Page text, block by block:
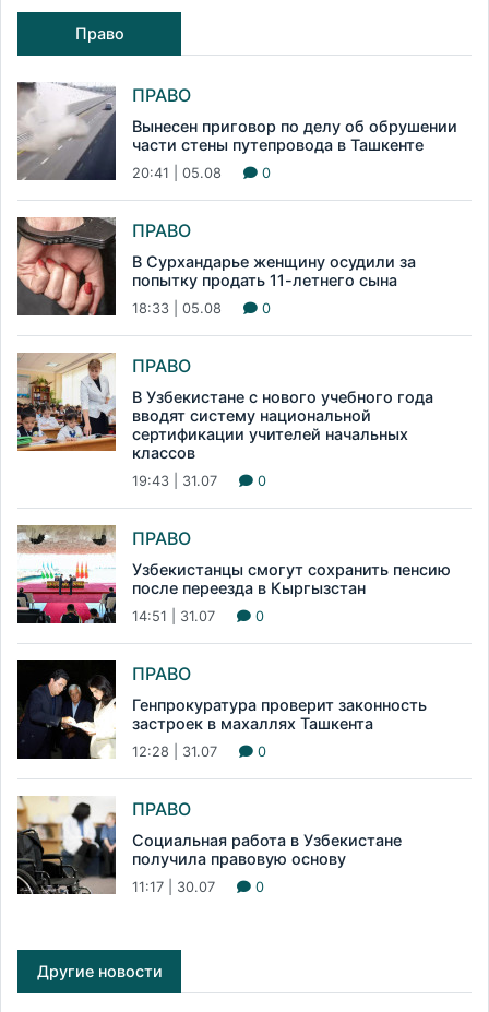
Право
ПРАВО
Вынесен приговор по делу об обрушении
части стены путепровода в Ташкенте
20:41 | 05.08 0
ПРАВО
В Сурхандарье женщину осудили за
попытку продать 11-летнего сына
18:33 | 05.08 0
ПРАВО
В Узбекистане с нового учебного года
вводят систему национальной
сертификации учителей начальных
классов
19:43 | 31.07 0
ПРАВО
Узбекистанцы смогут сохранить пенсию
после переезда в Кыргызстан
14:51 | 31.07 0
ПРАВО
Генпрокуратура проверит законность
застроек в махаллях Ташкента
12:28 | 31.07 0
ПРАВО
Социальная работа в Узбекистане
получила правовую основу
11:17 | 30.07 0
Другие новости